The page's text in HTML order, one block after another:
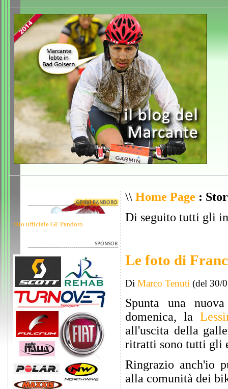
Sito ufficiale GF Pandoro
\\ Home Page :
Di seguito tutti gli
Le foto di
Di Marco Tenuti (del 30/
Spunta una
domenica, la
all'uscita della
ritratti sono tutti gli
Ringrazio anch'io
alla comunità dei